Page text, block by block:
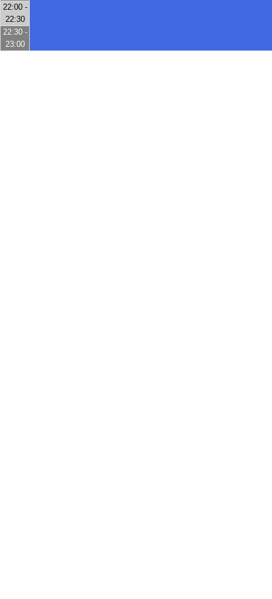
22:00 -
22:30
22:30 -
23:00